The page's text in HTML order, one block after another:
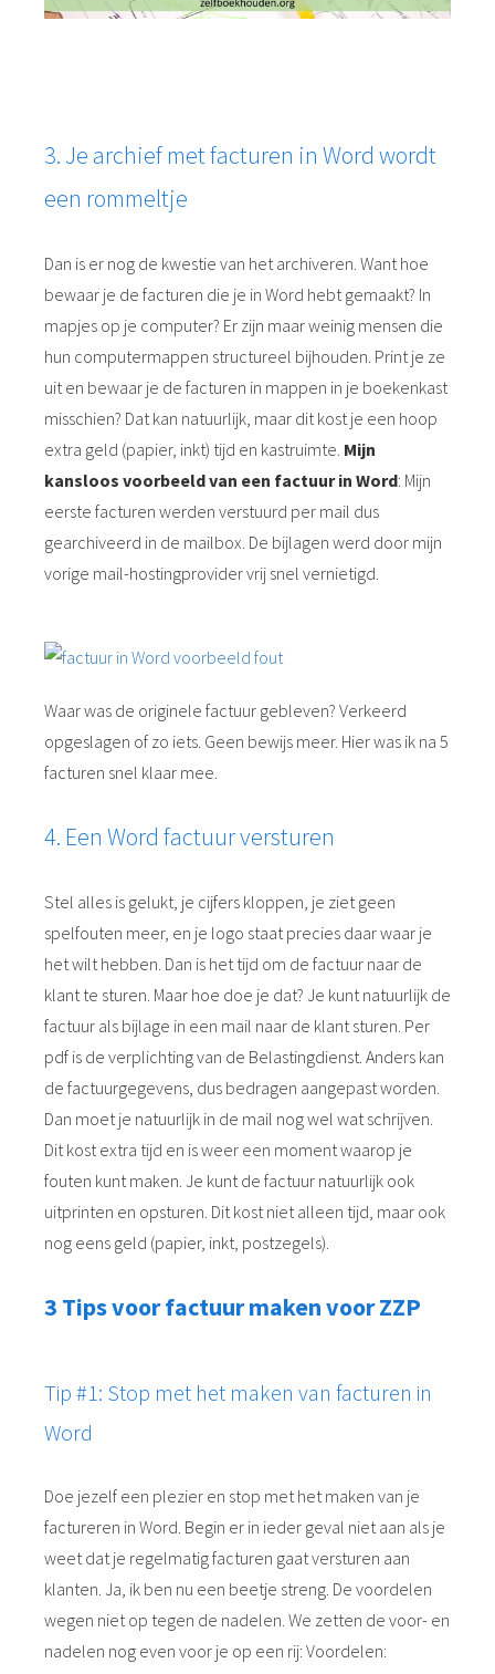
3. Je archief met facturen in Word wordt
een rommeltje
Dan is er nog de kwestie van het archiveren. Want hoe
bewaar je de facturen die je in Word hebt gemaakt? In
mapjes op je computer? Er zijn maar weinig mensen die
hun computermappen structureel bijhouden. Print je ze
uit en bewaar je de facturen in mappen in je boekenkast
misschien? Dat kan natuurlijk, maar dit kost je een hoop
extra geld (papier, inkt) tijd en kastruimte. Mijn
kansloos voorbeeld van een factuur in Word: Mijn
eerste facturen werden verstuurd per mail dus
gearchiveerd in de mailbox. De bijlagen werd door mijn
vorige mail-hostingprovider vrij snel vernietigd.
Waar was de originele factuur gebleven? Verkeerd
opgeslagen of zo iets. Geen bewijs meer. Hier was ik na 5
facturen snel klaar mee.
4. Een Word factuur versturen
Stel alles is gelukt, je cijfers kloppen, je ziet geen
spelfouten meer, en je logo staat precies daar waar je
het wilt hebben. Dan is het tijd om de factuur naar de
klant te sturen. Maar hoe doe je dat? Je kunt natuurlijk de
factuur als bijlage in een mail naar de klant sturen. Per
pdf is de verplichting van de Belastingdienst. Anders kan
de factuurgegevens, dus bedragen aangepast worden.
Dan moet je natuurlijk in de mail nog wel wat schrijven.
Dit kost extra tijd en is weer een moment waarop je
fouten kunt maken. Je kunt de factuur natuurlijk ook
uitprinten en opsturen. Dit kost niet alleen tijd, maar ook
nog eens geld (papier, inkt, postzegels).
3 Tips voor factuur maken voor ZZP
Tip #1: Stop met het maken van facturen in
Word
Doe jezelf een plezier en stop met het maken van je
factureren in Word. Begin er in ieder geval niet aan als je
weet dat je regelmatig facturen gaat versturen aan
klanten. Ja, ik ben nu een beetje streng. De voordelen
wegen niet op tegen de nadelen. We zetten de voor- en
nadelen nog even voor je op een rij: Voordelen: